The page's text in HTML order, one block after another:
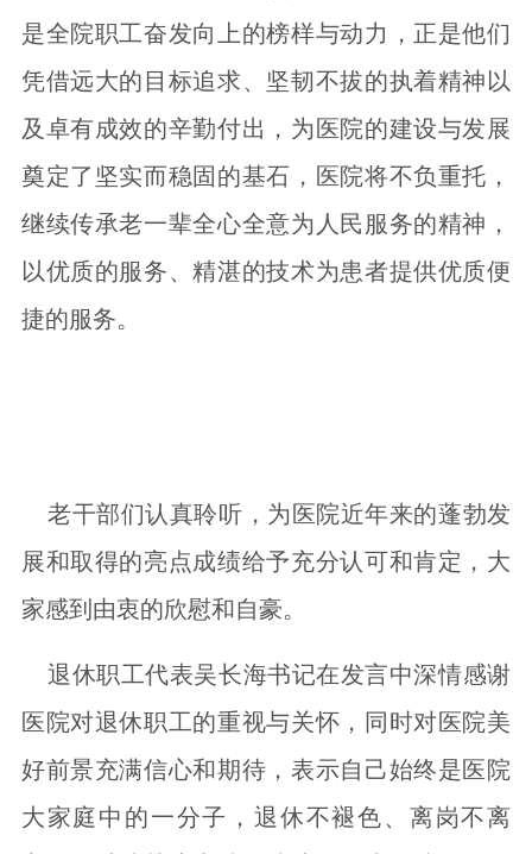
是全院职工奋发向上的榜样与动力，正是他们
凭借远大的目标追求、坚韧不拔的执着精神以
及卓有成效的辛勤付出，为医院的建设与发展
奠定了坚实而稳固的基石，医院将不负重托，
继续传承老一辈全心全意为人民服务的精神，
以优质的服务、精湛的技术为患者提供优质便
捷的服务。
老干部们认真聆听，为医院近年来的蓬勃发
展和取得的亮点成绩给予充分认可和肯定，大
家感到由衷的欣慰和自豪。
退休职工代表吴长海书记在发言中深情感谢
医院对退休职工的重视与关怀，同时对医院美
好前景充满信心和期待，表示自己始终是医院
大家庭中的一分子，退休不褪色、离岗不离